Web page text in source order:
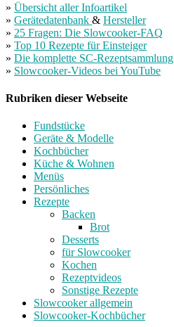
» Übersicht aller Infoartikel
» Gerätedatenbank & Hersteller
» 25 Fragen: Die Slowcooker-FAQ
» Top 10 Rezepte für Einsteiger
» Die komplette SC-Rezeptsammlung
» Slowcooker-Videos bei YouTube
Rubriken dieser Webseite
Fundstücke
Geräte & Modelle
Kochbücher
Küche & Wohnen
Menüs
Persönliches
Rezepte
Backen
Brot
Desserts
für Slowcooker
Kochen
Rezeptvideos
Sonstige Rezepte
Slowcooker allgemein
Slowcooker-Kochbücher